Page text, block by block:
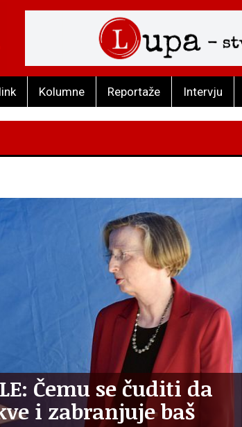
Kolumne Reportaže Intervju
Čemu se čuditi da
i zabranjuje baš